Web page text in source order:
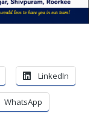
LinkedIn
WhatsApp